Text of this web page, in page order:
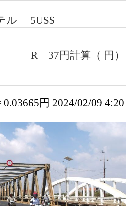
ル 5US$
R 37円計算（ 円）
0.03665円 2024/02/09 4:20